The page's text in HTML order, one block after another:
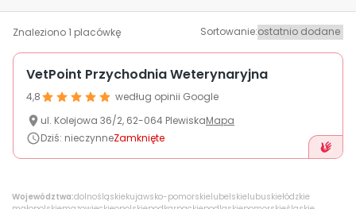
Veterinary packages
Insurance
For companies
Znaleziono1 placówkę Sortowanie:
VetPoint Przychodnia Weterynaryjna
4,8
według opinii Google
ul. Kolejowa 36/2, 62-064 PlewiskaMapa
Dziś: nieczynneZamknięte
Województwa:dolnośląskiekujawsko-pomorskielubelskielubuskiełódzkie